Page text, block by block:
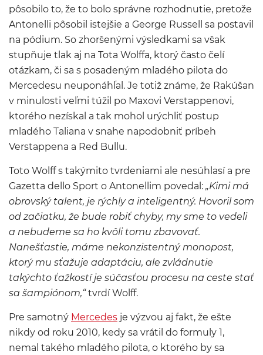
pôsobilo to, že to bolo správne rozhodnutie, pretože
Antonelli pôsobil istejšie a George Russell sa postavil
na pódium. So zhoršenými výsledkami sa však
stupňuje tlak aj na Tota Wolffa, ktorý často čelí
otázkam, či sa s posadeným mladého pilota do
Mercedesu neuponáhľal. Je totiž známe, že Rakúšan
v minulosti veľmi túžil po Maxovi Verstappenovi,
ktorého nezískal a tak mohol urýchliť postup
mladého Taliana v snahe napodobniť príbeh
Verstappena a Red Bullu.
Toto Wolff s takýmito tvrdeniami ale nesúhlasí a pre
Gazetta dello Sport o Antonellim povedal: „Kimi má
obrovský talent, je rýchly a inteligentný. Hovoril som
od začiatku, že bude robiť chyby, my sme to vedeli
a nebudeme sa ho kvôli tomu zbavovať.
Nanešťastie, máme nekonzistentný monopost,
ktorý mu sťažuje adaptáciu, ale zvládnutie
takýchto ťažkostí je súčasťou procesu na ceste stať
sa šampiónom,“tvrdí Wolff.
Pre samotný Mercedes je výzvou aj fakt, že ešte
nikdy od roku 2010, kedy sa vrátil do formuly 1,
nemal takého mladého pilota, o ktorého by sa